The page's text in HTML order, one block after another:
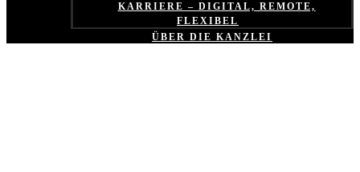
KARRIERE – DIGITAL, REMOTE,
FLEXIBEL
ÜBER DIE KANZLEI